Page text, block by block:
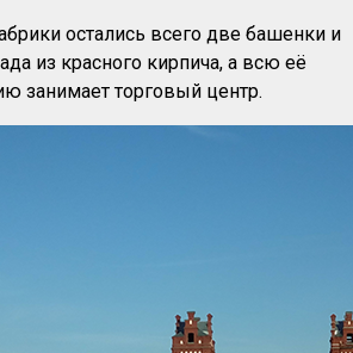
остались всего две башенки и
из красного кирпича, а всю её
занимает торговый центр.